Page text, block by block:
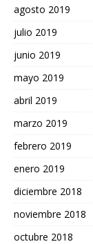
agosto 2019
julio 2019
junio 2019
mayo 2019
abril 2019
marzo 2019
febrero 2019
enero 2019
diciembre 2018
noviembre 2018
octubre 2018